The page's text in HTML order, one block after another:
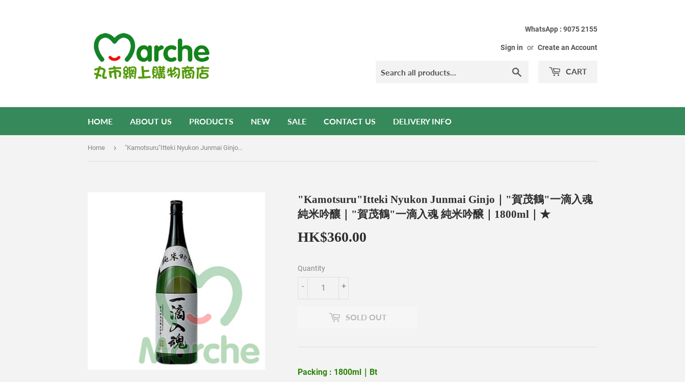
WhatsApp : 9075 2155
Sign in or Create an Account
CART
HOME ABOUT US PRODUCTS NEW SALE CONTACT US DELIVERY INFO
Home › "Kamotsuru"Itteki Nyukon Junmai Ginjo｜"賀茂鶴"一滴入魂 純米吟釀｜"賀茂鶴"一滴入魂 純米吟醸｜1800ml｜★
"Kamotsuru"Itteki Nyukon Junmai Ginjo｜"賀茂鶴"一滴入魂
純米吟釀｜"賀茂鶴"一滴入魂 純米吟醸｜1800ml｜★
HK$360.00
Quantity
+
-
SOLD OUT
Packing : 1800ml｜Bt